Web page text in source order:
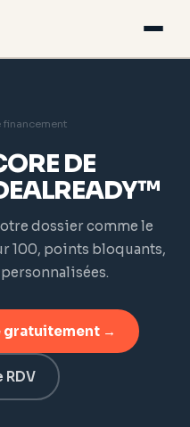
financement
DE
dossier comme le
100, points bloquants,
gratuitement →
RDV